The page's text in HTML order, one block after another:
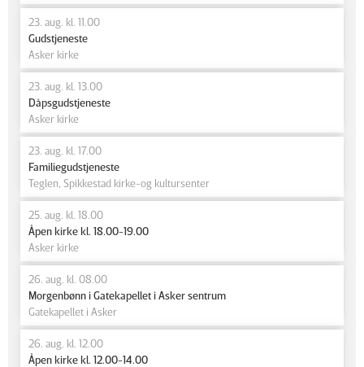
23. aug. kl. 11.00
Gudstjeneste
Asker kirke
23. aug. kl. 13.00
Dåpsgudstjeneste
Asker kirke
23. aug. kl. 17.00
Familiegudstjeneste
Teglen, Spikkestad kirke-og kultursenter
25. aug. kl. 18.00
Åpen kirke kl. 18.00-19.00
Asker kirke
26. aug. kl. 08.00
Morgenbønn i Gatekapellet i Asker sentrum
Gatekapellet i Asker
26. aug. kl. 12.00
Åpen kirke kl. 12.00-14.00